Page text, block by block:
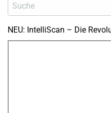
NEU: IntelliScan – Die